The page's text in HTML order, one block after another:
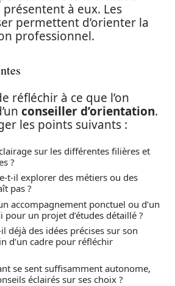
présentent à eux. Les
permettent d’orienter la
professionnel.
réfléchir à ce que l’on
conseiller d’orientation.
les points suivants :
sur les différentes filières et
?
t-il explorer des métiers ou des
pas ?
accompagnement ponctuel ou d’un
un projet d’études détaillé ?
déjà des idées précises sur son
d’un cadre pour réfléchir
se sent suffisamment autonome,
éclairés sur ses choix ?